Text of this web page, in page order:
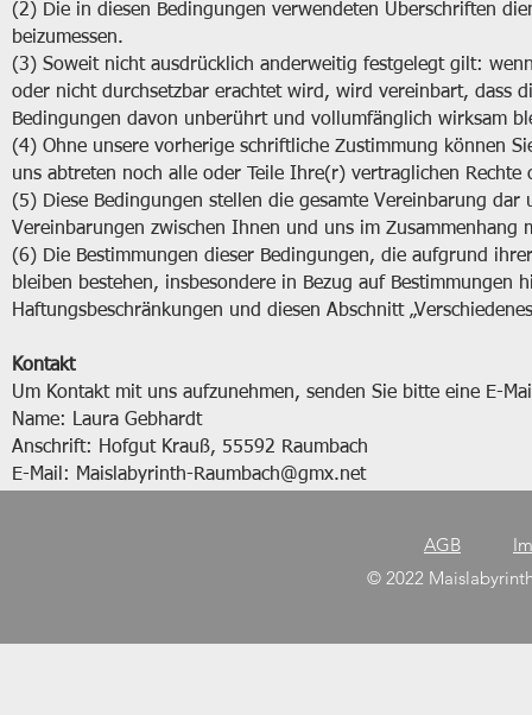
(2) Die in diesen Bedingungen verwendeten Überschriften
beizumessen.
(3) Soweit nicht ausdrücklich anderweitig festgelegt gilt:
oder nicht durchsetzbar erachtet wird, wird vereinbart, dass
Bedingungen davon unberührt und vollumfänglich wirksam
(4) Ohne unsere vorherige schriftliche Zustimmung können
uns abtreten noch alle oder Teile Ihre(r) vertraglichen Rechte
(5) Diese Bedingungen stellen die gesamte Vereinbarung
Vereinbarungen zwischen Ihnen und uns im Zusammenhang
(6) Die Bestimmungen dieser Bedingungen, die aufgrund
bleiben bestehen, insbesondere in Bezug auf Bestimmungen
Haftungsbeschränkungen und diesen Abschnitt
Kontakt
Um Kontakt mit uns aufzunehmen, senden Sie bitte eine E-
Name: Laura Gebhardt
Anschrift: Hofgut Krauß, 55592 Raumbach
E-Mail:
Maislabyrinth-Raumbach@gmx.net
AGB
© 2022